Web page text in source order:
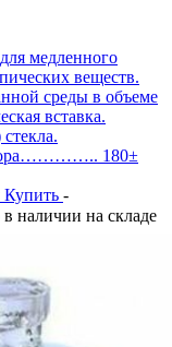
медленного
веществ.
среды в объеме
вставка.
180±
Купить -
в наличии на складе